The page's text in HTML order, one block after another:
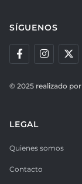
SÍGUENOS
© 2025 realizado por
LEGAL
Quienes somos
Contacto